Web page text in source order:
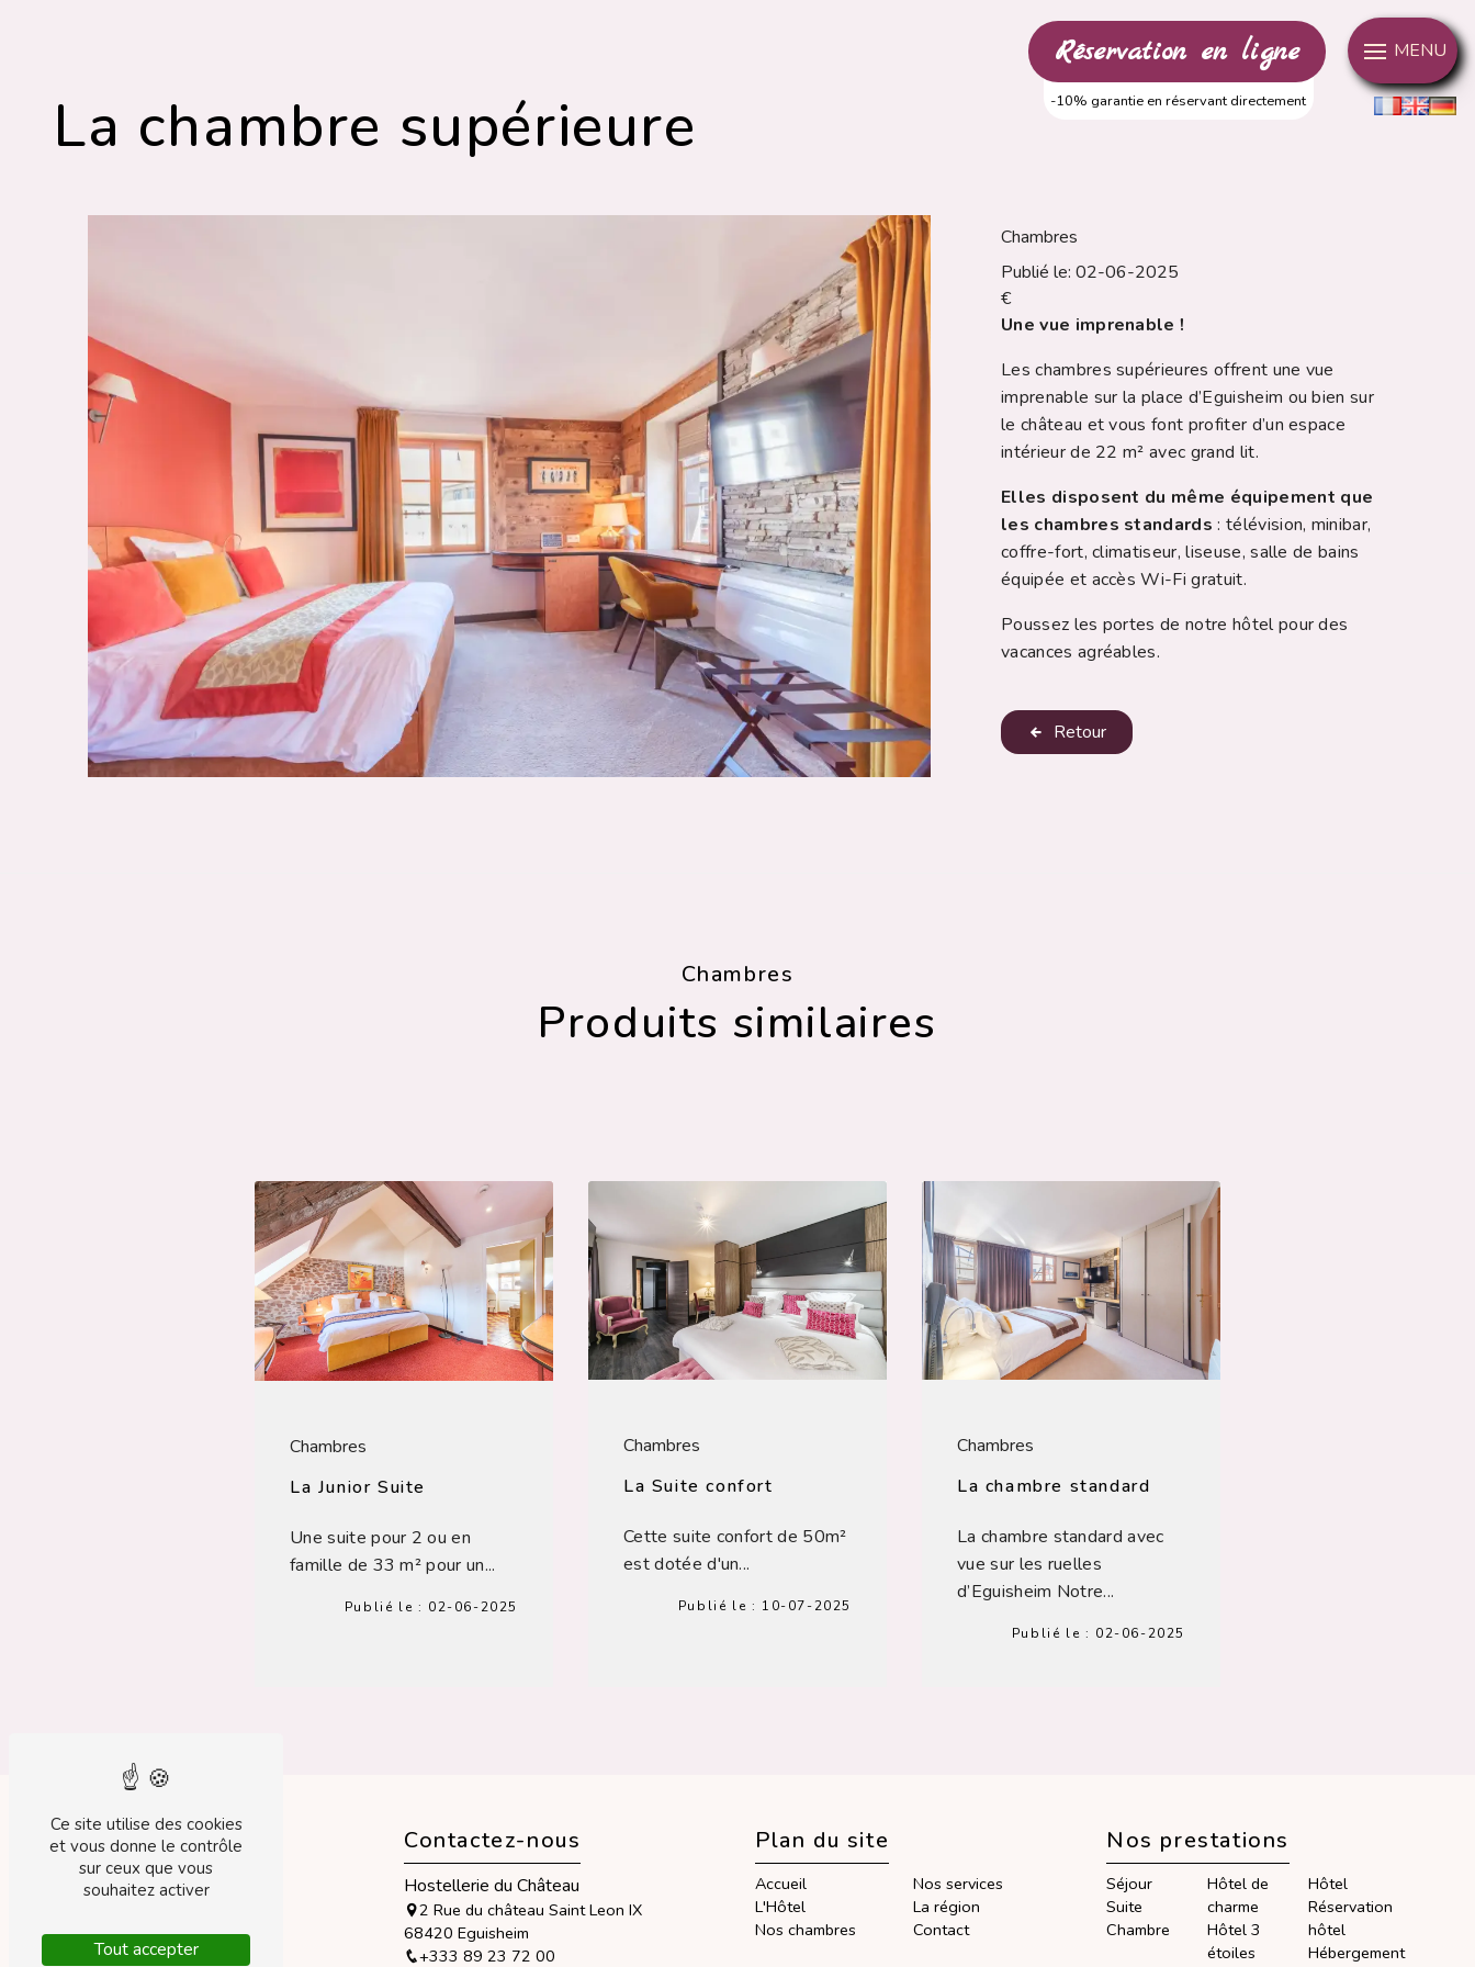
MENU
Réservation en ligne
-10% garantie en réservant directement
La chambre supérieure
Chambres
Publié le: 02-06-2025
€
Une vue imprenable !
Les chambres supérieures offrent une vue
imprenable sur la place d’Eguisheim ou bien sur
le château et vous font profiter d’un espace
intérieur de 22 m² avec grand lit.
Elles disposent du même équipement que
les chambres standards : télévision, minibar,
coffre-fort, climatiseur, liseuse, salle de bains
équipée et accès Wi-Fi gratuit.
Poussez les portes de notre hôtel pour des
vacances agréables.
Retour
Chambres
Produits similaires
Chambres
La Junior Suite
Une suite pour 2 ou en
famille de 33 m² pour un...
Publié le : 02-06-2025
Chambres
La Suite confort
Cette suite confort de 50m²
est dotée d'un...
Publié le : 10-07-2025
Chambres
La chambre standard
La chambre standard avec
vue sur les ruelles
d’Eguisheim Notre...
Publié le : 02-06-2025
Contactez-nous
Hostellerie du Château
2 Rue du château Saint Leon IX
68420 Eguisheim
+333 89 23 72 00
Plan du site
Accueil
L'Hôtel
Nos chambres
Nos services
La région
Contact
Nos prestations
Séjour
Suite
Chambre
Hôtel de
charme
Hôtel 3
étoiles
Hôtel
Réservation
hôtel
Hébergement
Ce site utilise des cookies
et vous donne le contrôle
sur ceux que vous
souhaitez activer
Tout accepter